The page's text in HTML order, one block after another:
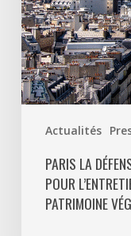
Actualités
valorisation
de
son
patrimoine
végétal
PARIS LA
POUR
PATRIMOINE